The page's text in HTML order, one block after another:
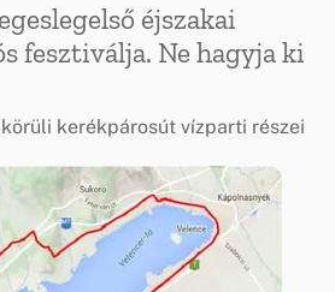
éjszakai
fesztiválja. Ne hagyja ki
kerékpárosút vízparti részei